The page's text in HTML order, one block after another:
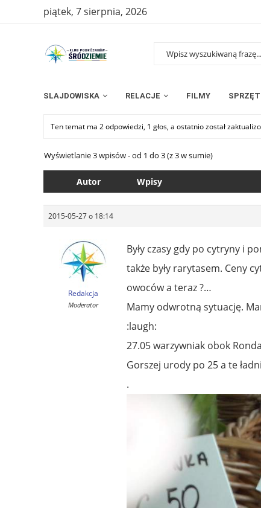
piątek, 7 sierpnia, 2026
SLAJDOWISKA RELACJE FILMY SPRZĘT
Ten temat ma 2 odpowiedzi, 1 głos, a ostatnio został
Wyświetlanie 3 wpisów - od 1 do 3 (z 3 w sumie)
Autor Wpisy
2015-05-27 o 18:14
Redakcja
Moderator
Były czasy gdy po cytryny i
także były rarytasem. Ceny
owoców a teraz ?…
Mamy odwrotną sytuację.
:laugh:
27.05 warzywniak obok
Gorszej urody po 25 a te
.